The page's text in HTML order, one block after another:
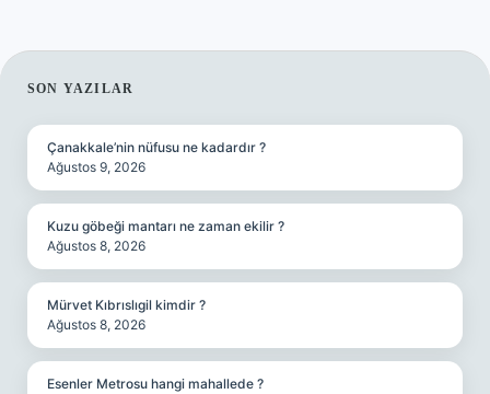
SIDEBAR
SON YAZILAR
Çanakkale’nin nüfusu ne kadardır ?
Ağustos 9, 2026
Kuzu göbeği mantarı ne zaman ekilir ?
Ağustos 8, 2026
Mürvet Kıbrıslıgil kimdir ?
Ağustos 8, 2026
Esenler Metrosu hangi mahallede ?